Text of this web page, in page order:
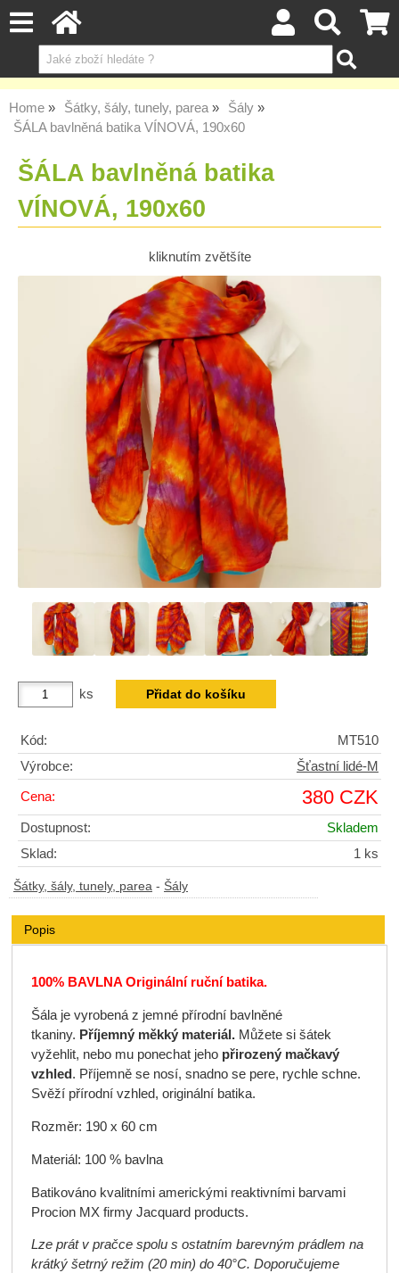
Home Šátky, šály, tunely, parea
Šály
ŠÁLA bavlněná batika VÍNOVÁ, 190x60
ŠÁLA bavlněná batika
VÍNOVÁ, 190x60
kliknutím zvětšíte
ks
Kód:
MT510
Výrobce:
Šťastní lidé-M
Cena: 380 CZK
Dostupnost:
Skladem
Sklad:
1 ks
Šátky, šály, tunely, parea - Šály
Popis
100% BAVLNA Originální ruční batika.
Šála je vyrobená z jemné přírodní bavlněné
tkaniny. Příjemný měkký materiál.Můžete si šátek
vyžehlit, nebo mu ponechat jeho přirozený mačkavý
vzhled . Příjemně se nosí, snadno se pere, rychle schne.
Svěží přírodní vzhled, originální batika.
Rozměr: 190 x 60 cm
Materiál: 100 % bavlna
Batikováno kvalitními americkými reaktivními barvami
Procion MX firmy Jacquard products.
Lze prát v pračce spolu s ostatním barevným prádlem na
krátký šetrný režim (20 min) do 40°C. Doporučujeme